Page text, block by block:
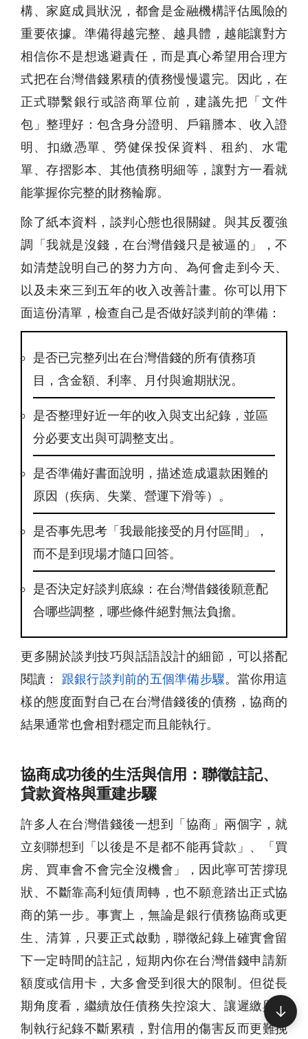
構、家庭成員狀況，都會是金融機構評估風險的
重要依據。準備得越完整、越具體，越能讓對方
相信你不是想逃避責任，而是真心希望用合理方
式把在台灣借錢累積的債務慢慢還完。因此，在
正式聯繫銀行或諮商單位前，建議先把「文件
包」整理好：包含身分證明、戶籍謄本、收入證
明、扣繳憑單、勞健保投保資料、租約、水電
單、存摺影本、其他債務明細等，讓對方一看就
能掌握你完整的財務輪廓。
除了紙本資料，談判心態也很關鍵。與其反覆強
調「我就是沒錢，在台灣借錢只是被逼的」，不
如清楚說明自己的努力方向、為何會走到今天、
以及未來三到五年的收入改善計畫。你可以用下
面這份清單，檢查自己是否做好談判前的準備：
是否已完整列出在台灣借錢的所有債務項
目，含金額、利率、月付與逾期狀況。
是否整理好近一年的收入與支出紀錄，並區
分必要支出與可調整支出。
是否準備好書面說明，描述造成還款困難的
原因（疾病、失業、營運下滑等）。
是否事先思考「我最能接受的月付區間」，
而不是到現場才隨口回答。
是否決定好談判底線：在台灣借錢後願意配
合哪些調整，哪些條件絕對無法負擔。
更多關於談判技巧與話語設計的細節，可以搭配
閱讀：
跟銀行談判前的五個準備步驟。當你用這
樣的態度面對自己在台灣借錢後的債務，協商的
結果通常也會相對穩定而且能執行。
協商成功後的生活與信用：聯徵註記、
貸款資格與重建步驟
許多人在台灣借錢後一想到「協商」兩個字，就
立刻聯想到「以後是不是都不能再貸款」、「買
房、買車會不會完全沒機會」，因此寧可苦撐現
狀、不斷靠高利短債周轉，也不願意踏出正式協
商的第一步。事實上，無論是銀行債務協商或更
生、清算，只要正式啟動，聯徵紀錄上確實會留
下一定時間的註記，短期內你在台灣借錢申請新
額度或信用卡，大多會受到很大的限制。但從長
期角度看，繼續放任債務失控滾大、讓遲繳與強
制執行紀錄不斷累積，對信用的傷害反而更難挽
↓